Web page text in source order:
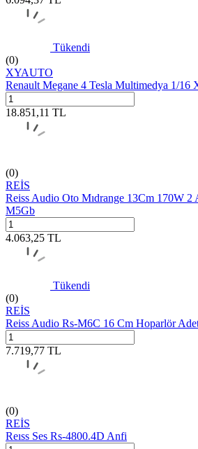
Tükendi
(0)
XYAUTO
Renault Megane 4 Tesla Multimedya 1/16
18.851,11 TL
(0)
REİS
Reiss Audio Oto Mıdrange 13Cm 170W 2
M5Gb
4.063,25 TL
Tükendi
(0)
REİS
Reiss Audio Rs-M6C 16 Cm Hoparlör
7.719,77 TL
(0)
REİS
Reıss Ses Rs-4800.4D Anfi